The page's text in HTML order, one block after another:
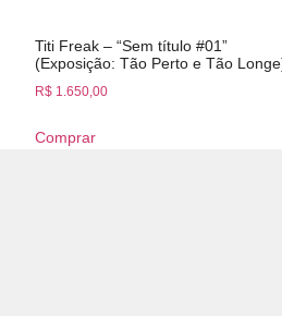
Titi Freak – “Sem título #01”
(Exposição: Tão Perto e Tão
R$ 1.650,00
Comprar